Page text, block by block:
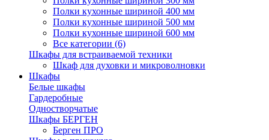
Полки кухонные шириной 400 мм
Полки кухонные шириной 500 мм
Полки кухонные шириной 600 мм
Все категории (6)
Шкафы для встраиваемой техники
Шкаф для духовки и микроволновки
Шкафы
Белые шкафы
Гардеробные
Одностворчатые
Шкафы БЕРГЕН
Берген ПРО